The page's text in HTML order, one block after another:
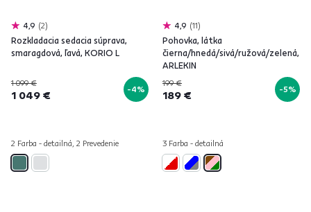
4,9 2
Rozkladacia sedacia súprava,
smaragdová, ľavá, KORIO L
1 099 €
1 049 € -4%
2 Farba - detailná, 2 Prevedenie
4,9 11
Pohovka, látka
čierna/hnedá/sivá/ružová/zelená,
ARLEKIN
199 €
189 € -5%
3 Farba - detailná